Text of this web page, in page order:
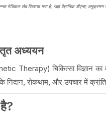
मेडिकल लैब दिखाया गया है, जहां वैज्ञानिक डीएनए
अध्ययन
Therapy) चिकित्सा विज्ञान
रोकथाम, और उपचार में